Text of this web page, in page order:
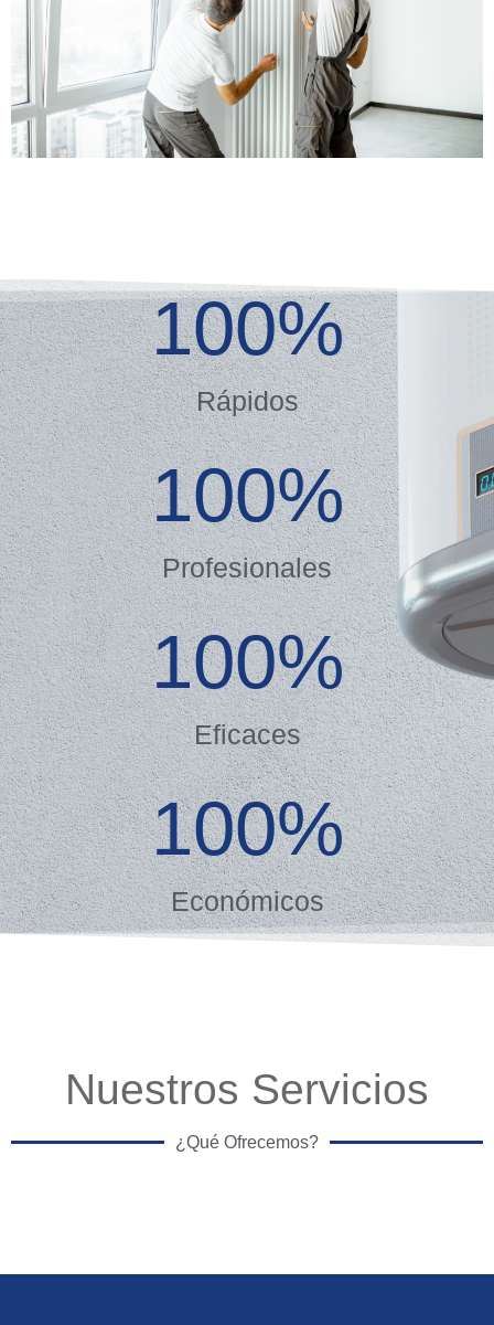
Rápidos
100%
Profesionales
100%
Eficaces
100%
Económicos
100%
Nuestros Servicios
¿Qué Ofrecemos?